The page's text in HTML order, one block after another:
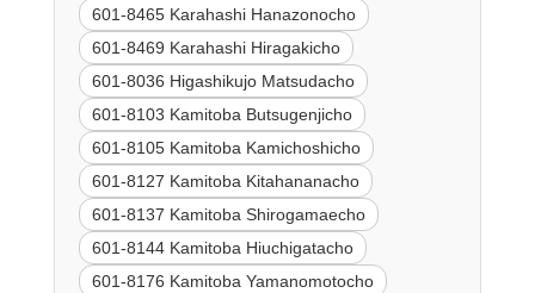
601-8465 Karahashi Hanazonocho
601-8469 Karahashi Hiragakicho
601-8036 Higashikujo Matsudacho
601-8103 Kamitoba Butsugenjicho
601-8105 Kamitoba Kamichoshicho
601-8127 Kamitoba Kitahananacho
601-8137 Kamitoba Shirogamaecho
601-8144 Kamitoba Hiuchigatacho
601-8176 Kamitoba Yamanomotocho